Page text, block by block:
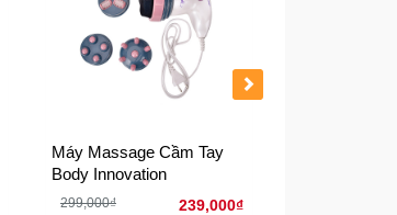
Máy Massage Cầm Tay
Body Innovation
299,000₫ 239,000₫